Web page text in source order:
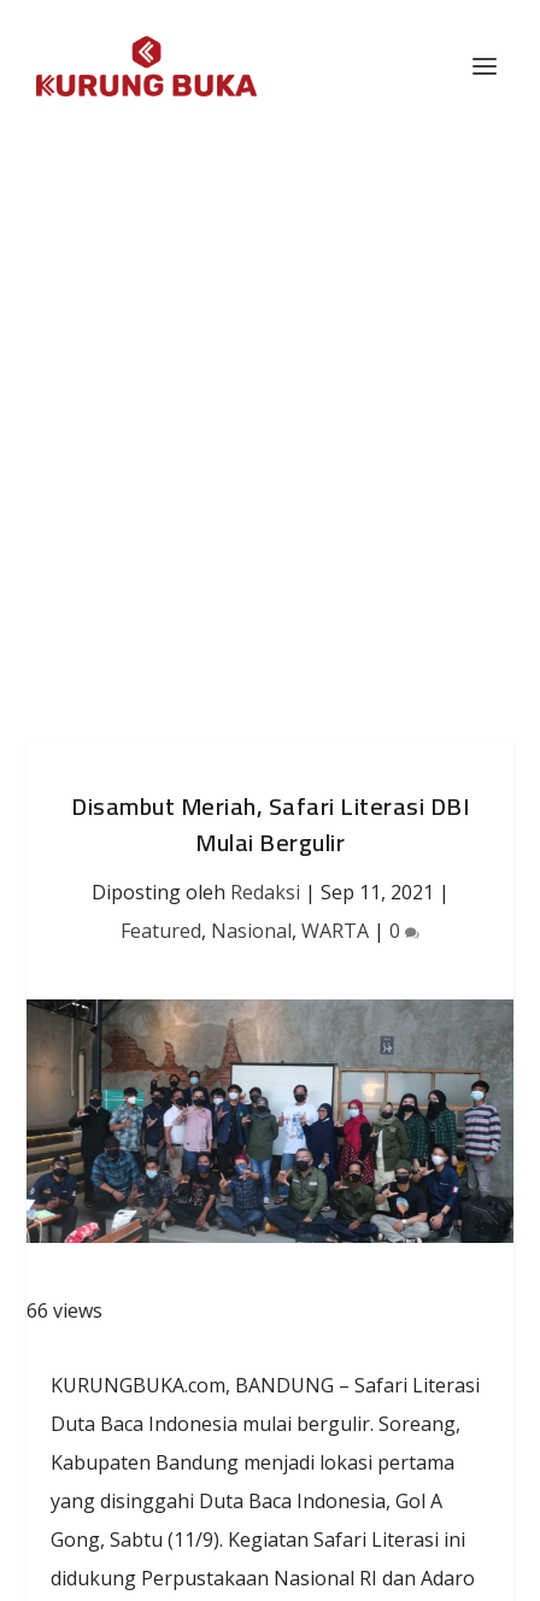
Disambut Meriah, Safari Literasi DBI
Mulai Bergulir
Diposting oleh Redaksi | Sep 11, 2021 |
Featured, Nasional, WARTA | 0
66 views
KURUNGBUKA.com, BANDUNG – Safari Literasi
Duta Baca Indonesia mulai bergulir. Soreang,
Kabupaten Bandung menjadi lokasi pertama
yang disinggahi Duta Baca Indonesia, Gol A
Gong, Sabtu (11/9). Kegiatan Safari Literasi ini
didukung Perpustakaan Nasional RI dan Adaro